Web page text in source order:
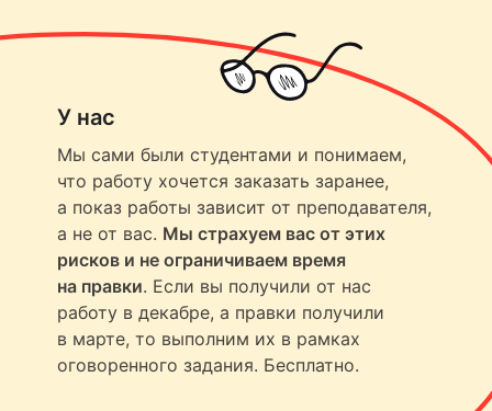
У нас
Мы сами были студентами и понимаем,
что работу хочется заказать заранее,
а показ работы зависит от преподавателя,
а не от вас. Мы страхуем вас от этих
рисков и не ограничиваем время
на правки. Если вы получили от нас
работу в декабре, а правки получили
в марте, то выполним их в рамках
оговоренного задания. Бесплатно.